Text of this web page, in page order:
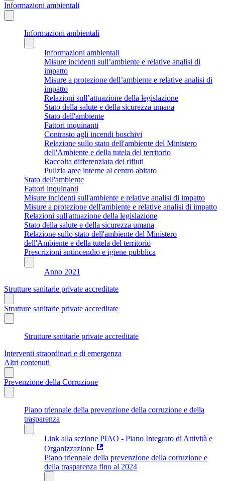
Informazioni ambientali
Informazioni ambientali
Informazioni ambientali
Misure incidenti sull’ambiente e relative analisi di
impatto
Misure a protezione dell’ambiente e relative analisi di
impatto
Relazioni sull’attuazione della legislazione
Stato della salute e della sicurezza umana
Stato dell'ambiente
Fattori inquinanti
Contrasto agli incendi boschivi
Relazione sullo stato dell'ambiente del Ministero
dell'Ambiente e della tutela del territorio
Raccolta differenziata dei rifiuti
Pulizia aree interne al centro abitato
Stato dell'ambiente
Fattori inquinanti
Misure incidenti sull'ambiente e relative analisi di impatto
Misure a protezione dell'ambiente e relative analisi di impatto
Relazioni sull'attuazione della legislazione
Stato della salute e della sicurezza umana
Relazione sullo stato dell'ambiente del Ministero
dell'Ambiente e della tutela del territorio
Prescrizioni antincendio e igiene pubblica
Anno 2021
Strutture sanitarie private accreditate
Strutture sanitarie private accreditate
Strutture sanitarie private accreditate
Interventi straordinari e di emergenza
Altri contenuti
Prevenzione della Corruzione
Piano triennale della prevenzione della corruzione e della
trasparenza
Link alla sezione PIAO - Piano Integrato di Attività e
Organizzazione
Piano triennale della prevenzione della corruzione e
della trasparenza fino al 2024